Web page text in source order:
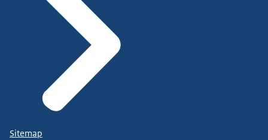
Sitemap